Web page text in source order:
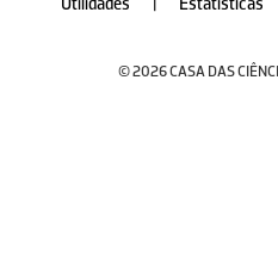
© 2026 CASA DAS